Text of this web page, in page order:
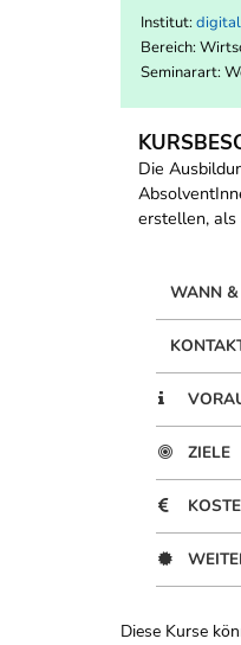
Institut:
Bereich:
Seminarart:
Die
erstellen, als
WANN
ZIELE
Diese Kurse